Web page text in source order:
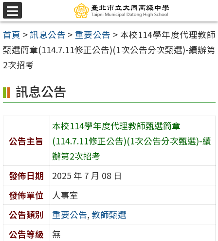
跳
至
主
要
內
區
選
單
首頁 >訊息公告 > 重要公告 > 本校114學年度代理教師
甄選簡章(114.7.11修正公告)(1次公告分次甄選)-續辦第
2次招考
訊息公告
公告主旨
本校114學年度代理教師甄選簡章
(114.7.11修正公告)(1次公告分次甄選)-續
辦第2次招考
發佈日期
2025 年 7 月 08 日
發佈單位
人事室
公告類別
重要公告, 教師甄選
公告等級
無